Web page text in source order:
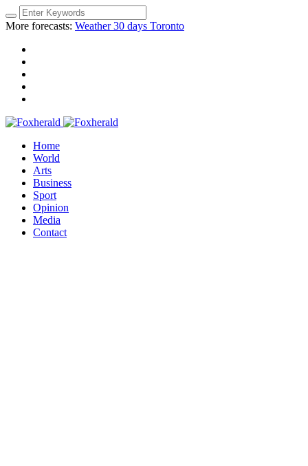
More forecasts: Weather 30 days Toronto
Home
World
Arts
Business
Sport
Opinion
Media
Contact